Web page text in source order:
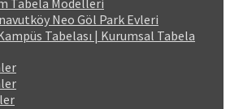
Tabela Modelleri
Neo Göl Park Evleri
Tabelası | Kurumsal Tabela